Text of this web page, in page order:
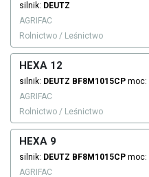
silnik: DEUTZ
AGRIFAC
Rolnictwo / Leśnictwo
HEXA 12
silnik: DEUTZ BF8M1015CP moc:
AGRIFAC
Rolnictwo / Leśnictwo
HEXA 9
silnik: DEUTZ BF8M1015CP moc:
AGRIFAC